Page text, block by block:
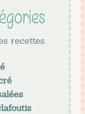
recettes